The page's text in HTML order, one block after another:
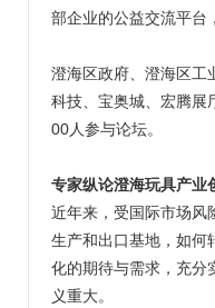
部企业的公益交流平台
澄海区政府、澄海区工
科技、宝奥城、宏腾展
00人参与论坛。
专家纵论澄海玩具产业
近年来，受国际市场风
生产和出口基地，如何
化的期待与需求，充分
义重大。